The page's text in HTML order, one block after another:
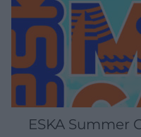
ESKA Summer